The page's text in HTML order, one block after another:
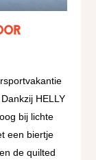
HELLY
bij lichte
een biertje
de quilted